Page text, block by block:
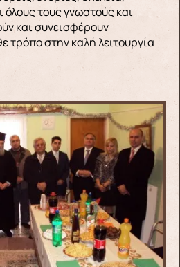
τους γνωστούς και
και συνεισφέρουν
τρόπο στην καλή λειτουργία